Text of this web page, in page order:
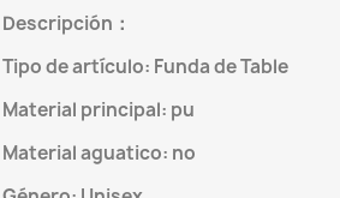
Descripción ：
Tipo de artículo: Funda de Table
Material principal: pu
Material aguatico: no